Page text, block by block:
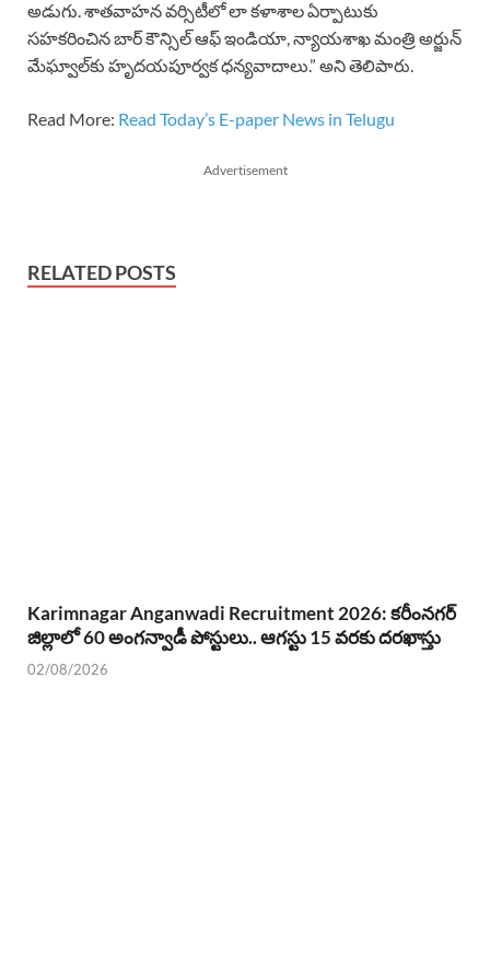
అడుగు. శాతవాహన వర్సిటీలో లా కళాశాల ఏర్పాటుకు
సహకరించిన బార్ కౌన్సిల్ ఆఫ్ ఇండియా, న్యాయశాఖ మంత్రి అర్జున్
మేఘ్వాల్‌కు హృదయపూర్వక ధన్యవాదాలు.” అని తెలిపారు.
Read More: Read Today’s E-paper News in Telugu
Advertisement
RELATED POSTS
Karimnagar Anganwadi Recruitment 2026: కరీంనగర్
జిల్లాలో 60 అంగన్వాడీ పోస్టులు.. ఆగస్టు 15 వరకు దరఖాస్తు
02/08/2026